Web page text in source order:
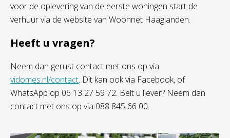
voor de oplevering van de eerste woningen start de
verhuur via de website van Woonnet Haaglanden.
Heeft u vragen?
Neem dan gerust contact met ons op via
vidomes.nl/contact. Dit kan ook via Facebook, of
WhatsApp op 06 13 27 59 72. Belt u liever? Neem dan
contact met ons op via 088 845 66 00.